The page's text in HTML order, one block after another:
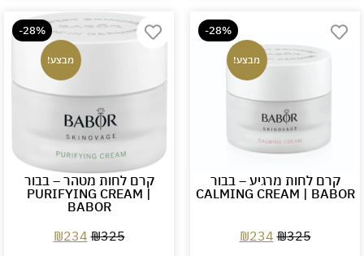
-28%
מבצע!
קרם לחות מרגיע – בבור
CALMING CREAM | BABOR
₪325
₪234
-28%
מבצע!
קרם לחות מטהר – בבור
PURIFYING CREAM |
BABOR
₪325
₪234